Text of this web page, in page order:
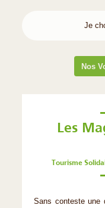
Nos
Les
Tourisme
Sans conteste une